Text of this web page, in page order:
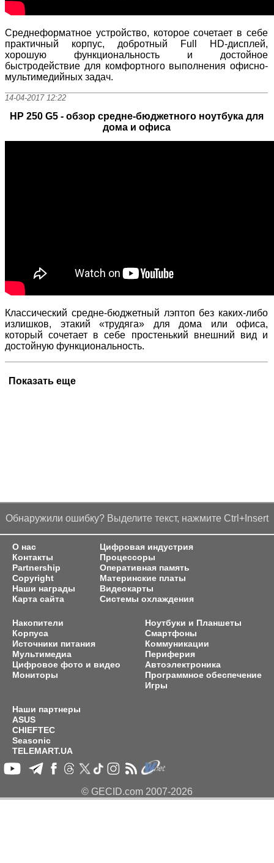
Среднеформатное устройство, которое сочетает в себе
практичный корпус, добротный Full HD-дисплей,
хорошую функциональность и достойное
быстродействие для комфортного выполнения офисно-
мультимедийных задач.
14-04-2017 12:22
HP 250 G5 - обзор средне-бюджетного ноутбука для
дома и офиса
Классический средне-бюджетный лэптоп без каких-либо
излишков, этакий «трудяга» для дома или офиса,
который сочетает в себе простенький внешний вид и
достойную функциональность.
Показать еще
Обнаружили ошибку? Выделите текст, нажмите Ctrl+Insert
О нас
Контакты
Partnership
Copyright
Наши награды
Карта сайта
Цифровая индустрия
Процессоры
Оперативная память
Материнские платы
Видеокарты
Системы охлаждения
Накопители
Корпуса
Источники питания
Мультимедиа
Цифровое фото и видео
Мониторы
Ноутбуки и Планшеты
Смартфоны
Коммуникации
Периферия
Автоэлектроника
Программное обеспечение
Игры
Наши партнеры
ASUS
CHIEFTEC
Seasonic
TELEMART.UA
© GECID.com 2007-2026